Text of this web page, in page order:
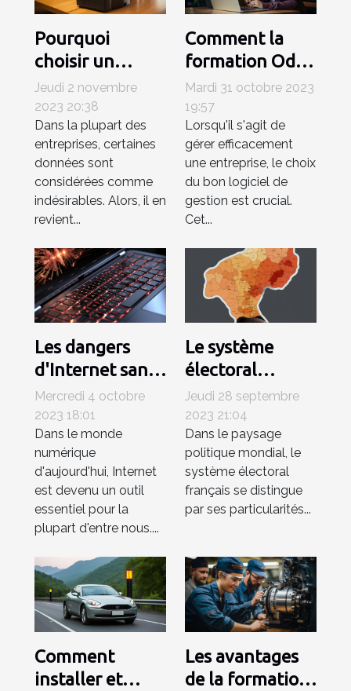
Pourquoi
choisir un
destructeur de
documents
pour la
surpression des
documents ?
Jeudi 2 novembre
2023 20:38
Dans la plupart des
entreprises, certaines
données sont
considérées comme
indésirables. Alors, il en
revient...
Comment la
formation Odoo
ERP peut
améliorer votre
entreprise
Mardi 31 octobre 2023
19:57
Lorsqu'il s'agit de
gérer efficacement
une entreprise, le choix
du bon logiciel de
gestion est crucial.
Cet...
Les dangers
d'Internet sans
antivirus:
comprendre les
risques
Mercredi 4 octobre
2023 18:01
Dans le monde
numérique
d'aujourd'hui, Internet
est devenu un outil
essentiel pour la
plupart d'entre nous....
Le système
électoral
français: une
analyse
approfondie
Jeudi 28 septembre
2023 21:04
Dans le paysage
politique mondial, le
système électoral
français se distingue
par ses particularités...
Comment
installer et
Les avantages
de la formation